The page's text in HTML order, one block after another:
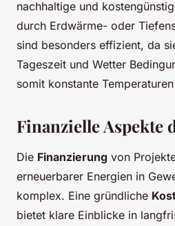
nachhaltige und
durch Erdwärme- oder
sind besonders effizient, da
Tageszeit und Wetter
somit konstante
Finanzielle Aspekte
Die Finanzierung von
erneuerbarer Energien in
komplex. Eine gründliche
bietet klare Einblicke in